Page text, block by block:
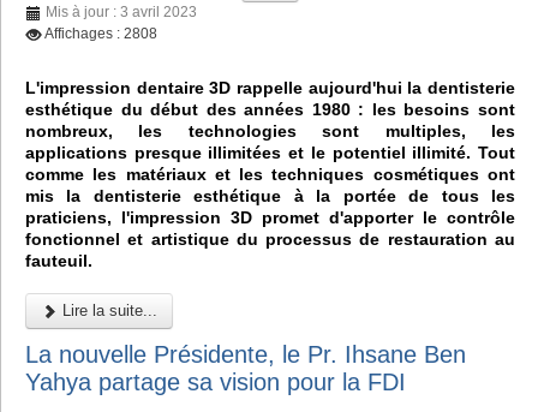
Mis à jour : 3 avril 2023
Affichages : 2808
L'impression dentaire 3D rappelle aujourd'hui la dentisterie
esthétique du début des années 1980 : les besoins sont
nombreux, les technologies sont multiples, les
applications presque illimitées et le potentiel illimité. Tout
comme les matériaux et les techniques cosmétiques ont
mis la dentisterie esthétique à la portée de tous les
praticiens, l'impression 3D promet d'apporter le contrôle
fonctionnel et artistique du processus de restauration au
fauteuil.
Lire la suite...
La nouvelle Présidente, le Pr. Ihsane Ben
Yahya partage sa vision pour la FDI